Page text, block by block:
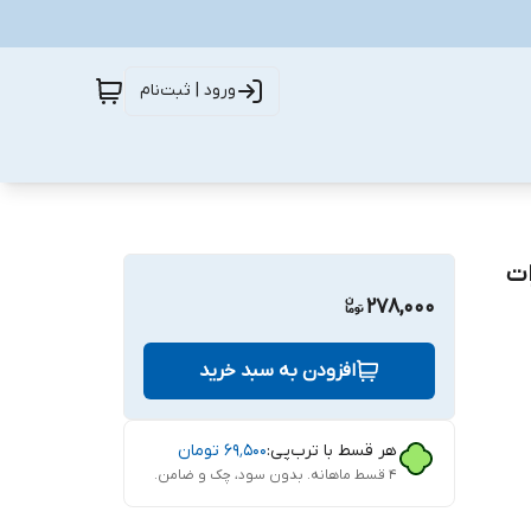
ورود | ثبت‌نام
278,000
افزودن به سبد خرید
هر قسط با ترب‌پی:۶۹٬۵۰۰ تومان
۴ قسط ماهانه. بدون سود، چک و ضامن.